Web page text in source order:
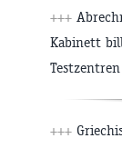
+++
Kabinett
Testzentren
+++